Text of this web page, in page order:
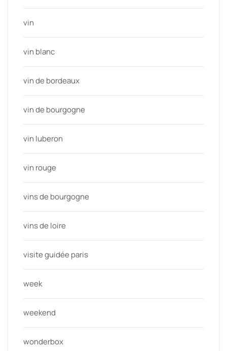
vin
vin blanc
vin de bordeaux
vin de bourgogne
vin luberon
vin rouge
vins de bourgogne
vins de loire
visite guidée paris
week
weekend
wonderbox